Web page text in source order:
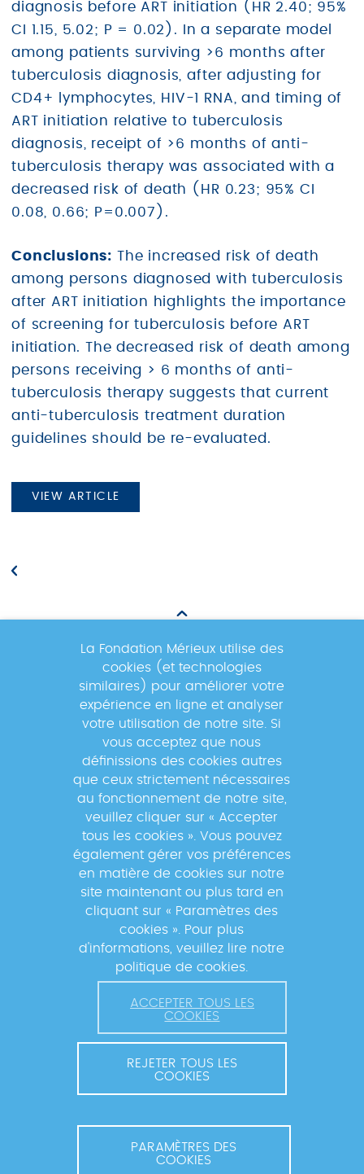
diagnosis before ART initiation (HR 2.40; 95%
CI 1.15, 5.02; P = 0.02). In a separate model
among patients surviving >6 months after
tuberculosis diagnosis, after adjusting for
CD4+ lymphocytes, HIV-1 RNA, and timing of
ART initiation relative to tuberculosis
diagnosis, receipt of >6 months of anti-
tuberculosis therapy was associated with a
decreased risk of death (HR 0.23; 95% CI
0.08, 0.66; P=0.007).
Conclusions: The increased risk of death
among persons diagnosed with tuberculosis
after ART initiation highlights the importance
of screening for tuberculosis before ART
initiation. The decreased risk of death among
persons receiving > 6 months of anti-
tuberculosis therapy suggests that current
anti-tuberculosis treatment duration
guidelines should be re-evaluated.
VIEW ARTICLE
Newsletter
Inscrivez-vous à la newsletter pour
suivre les actualités du réseau GABRIEL
!
En s'inscrivant à la newsletter, vos données seront
traitées par la Fondation Mérieux pour vous envoyer des
informations sur nos activités et vous informer des
événements à venir. Pour plus d'informations, veuillez
Politique de confidentialité
CONTACT ET COORDINATION MENTIONS LÉGALES
POLITIQUE DE CONFIDENTIALITÉ
La Fondation Mérieux utilise des
cookies (et technologies
similaires) pour améliorer votre
expérience en ligne et analyser
votre utilisation de notre site. Si
vous acceptez que nous
définissions des cookies autres
que ceux strictement nécessaires
au fonctionnement de notre site,
veuillez cliquer sur « Accepter
tous les cookies ». Vous pouvez
également gérer vos préférences
en matière de cookies sur notre
site maintenant ou plus tard en
cliquant sur « Paramètres des
cookies ». Pour plus
d'informations, veuillez lire notre
politique de cookies.
ACCEPTER TOUS LES
COOKIES
REJETER TOUS LES
COOKIES
PARAMÈTRES DES
COOKIES